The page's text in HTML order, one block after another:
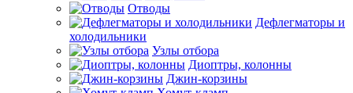
Отводы
Дефлегматоры и
холодильники
Узлы отбора
Диоптры, колонны
Джин-корзины